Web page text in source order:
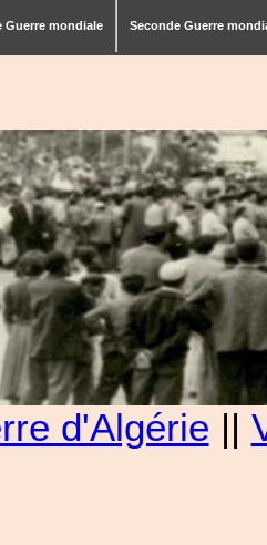
Guerre mondiale Seconde Guerre
d'Algérie ||